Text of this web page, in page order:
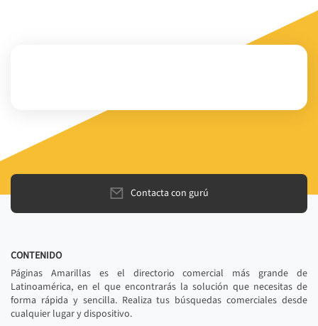
Contacta con gurú
CONTENIDO
Páginas Amarillas es el directorio comercial más grande de
Latinoamérica, en el que encontrarás la solución que necesitas de
forma rápida y sencilla. Realiza tus búsquedas comerciales desde
cualquier lugar y dispositivo.